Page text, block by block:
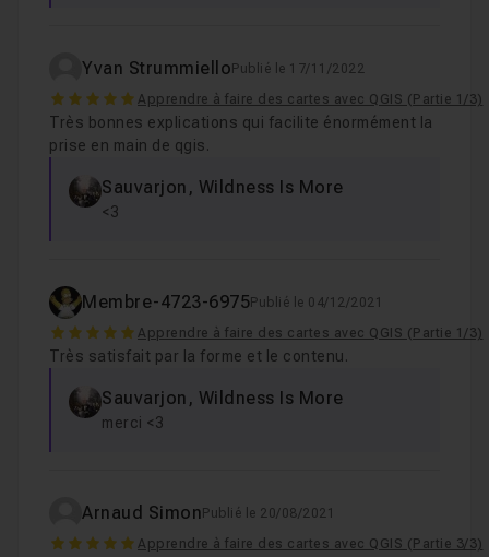
Yvan Strummiello Publié le 17/11/2022
5 Apprendre à faire des cartes avec QGIS (Partie 1/3)
Très bonnes explications qui facilite énormément la
prise en main de qgis.
Sauvarjon, Wildness Is More
<3
Membre-4723-6975Publié le 04/12/2021
5 Apprendre à faire des cartes avec QGIS (Partie 1/3)
Très satisfait par la forme et le contenu.
Sauvarjon, Wildness Is More
merci <3
Arnaud Simon Publié le 20/08/2021
5 Apprendre à faire des cartes avec QGIS (Partie 3/3)